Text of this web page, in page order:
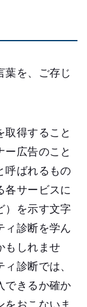
葉を、ご存じ
取得すること
広告のこと
呼ばれるもの
各サービスに
）を示す文字
ィ診断を学ん
もしれませ
診断では、
できるか確か
おこないま